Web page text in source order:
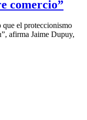
comercio”
que el proteccionismo
afirma Jaime Dupuy,